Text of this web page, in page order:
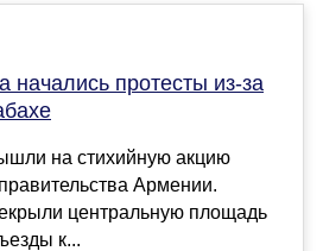
начались протесты из-за
на стихийную акцию
Армении.
центральную площадь
к...